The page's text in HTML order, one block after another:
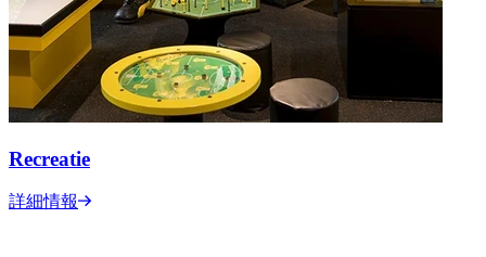
Recreatie
詳細情報